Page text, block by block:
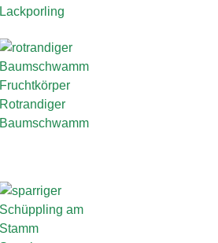
Lackporling
Rotrandiger
Baumschwamm